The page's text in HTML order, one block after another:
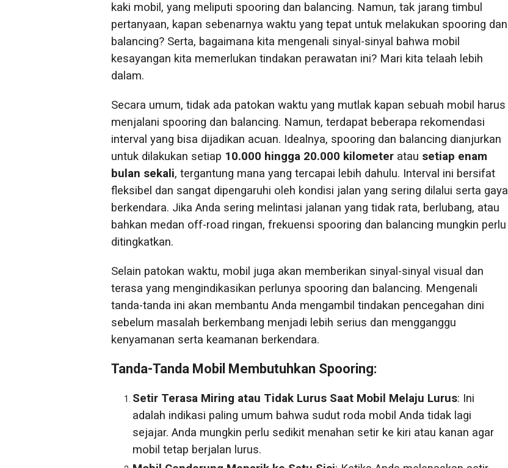
kaki mobil, yang meliputi spooring dan balancing. Namun, tak jarang timbul
pertanyaan, kapan sebenarnya waktu yang tepat untuk melakukan spooring dan
balancing? Serta, bagaimana kita mengenali sinyal-sinyal bahwa mobil
kesayangan kita memerlukan tindakan perawatan ini? Mari kita telaah lebih
dalam.
Secara umum, tidak ada patokan waktu yang mutlak kapan sebuah mobil harus
menjalani spooring dan balancing. Namun, terdapat beberapa rekomendasi
interval yang bisa dijadikan acuan. Idealnya, spooring dan balancing dianjurkan
untuk dilakukan setiap 10.000 hingga 20.000 kilometer atau setiap enam
bulan sekali, tergantung mana yang tercapai lebih dahulu. Interval ini bersifat
fleksibel dan sangat dipengaruhi oleh kondisi jalan yang sering dilalui serta gaya
berkendara. Jika Anda sering melintasi jalanan yang tidak rata, berlubang, atau
bahkan medan off-road ringan, frekuensi spooring dan balancing mungkin perlu
ditingkatkan.
Selain patokan waktu, mobil juga akan memberikan sinyal-sinyal visual dan
terasa yang mengindikasikan perlunya spooring dan balancing. Mengenali
tanda-tanda ini akan membantu Anda mengambil tindakan pencegahan dini
sebelum masalah berkembang menjadi lebih serius dan mengganggu
kenyamanan serta keamanan berkendara.
Tanda-Tanda Mobil Membutuhkan Spooring:
Setir Terasa Miring atau Tidak Lurus Saat Mobil Melaju Lurus: Ini
adalah indikasi paling umum bahwa sudut roda mobil Anda tidak lagi
sejajar. Anda mungkin perlu sedikit menahan setir ke kiri atau kanan agar
mobil tetap berjalan lurus.